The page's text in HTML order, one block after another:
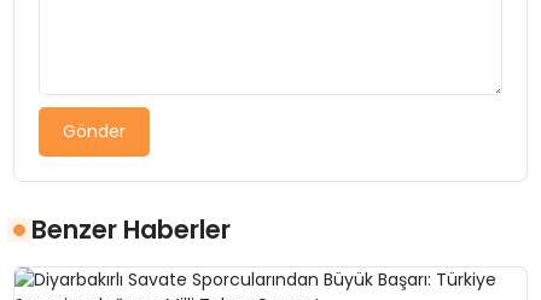
Gönder
Benzer Haberler